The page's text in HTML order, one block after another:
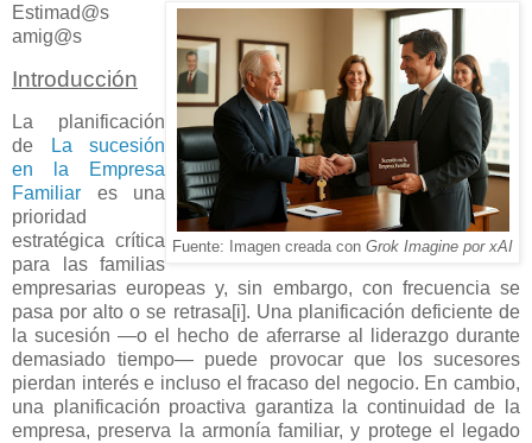
Fuente: Imagen creada con Grok Imagine por xAI
Estimad@s
amig@s
Introducción
La planificación
de
La sucesión
en la Empresa
Familiar es una
prioridad
estratégica crítica
para las familias
empresarias europeas y, sin embargo, con frecuencia se
pasa por alto o se retrasa[i]. Una planificación deficiente de
la sucesión —o el hecho de aferrarse al liderazgo durante
demasiado tiempo— puede provocar que los sucesores
pierdan interés e incluso el fracaso del negocio. En cambio,
una planificación proactiva garantiza la continuidad de la
empresa, preserva la armonía familiar, y protege el legado